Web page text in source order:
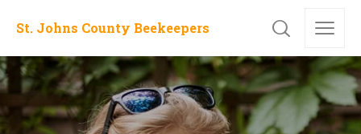
St. Johns County Beekeepers